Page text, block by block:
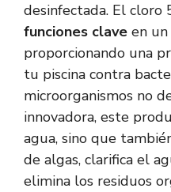
desinfectada. El cloro
funciones clave en
proporcionando una
tu piscina contra
microorganismos no
innovadora, este
agua, sino que
de algas, clarifica el
elimina los residuos